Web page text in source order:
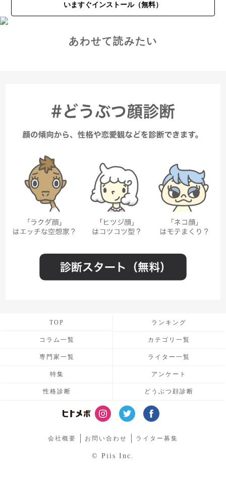
いますぐインストール（無料）
あわせて読みたい
TOP ランキング
コラム一覧 カテゴリ一覧
専門家一覧 ライター一覧
特集 アンケート
性格診断 どうぶつ顔診断
会社概要 お問い合わせ ライター募集
© Piis Inc.